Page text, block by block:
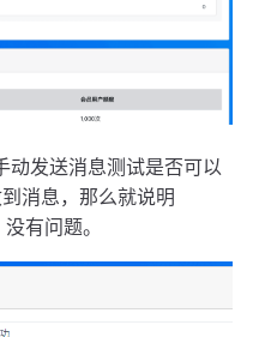
动发送消息测试是否可以
消息，那么就说明
有问题。